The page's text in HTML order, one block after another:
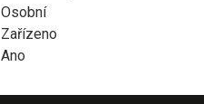
Osobní
Zařízeno
Ano